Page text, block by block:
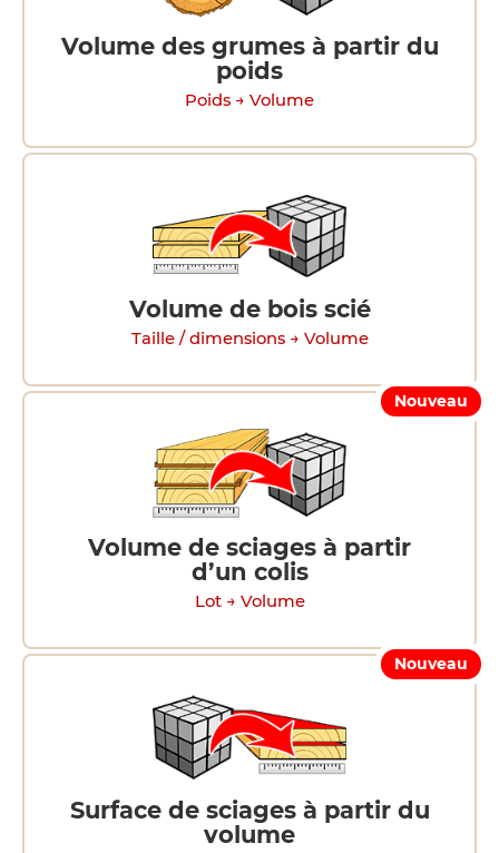
Volume des grumes à partir du
poids
Poids → Volume
Volume de bois scié
Taille / dimensions → Volume
Nouveau
Volume de sciages à partir
d’un colis
Lot → Volume
Nouveau
Surface de sciages à partir du
volume